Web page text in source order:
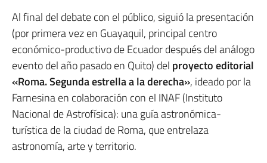
Al final del debate con el público, siguió la presentación
(por primera vez en Guayaquil, principal centro
económico-productivo de Ecuador después del análogo
evento del año pasado en Quito) del proyecto editorial
«Roma. Segunda estrella a la derecha», ideado por la
Farnesina en colaboración con el INAF (Instituto
Nacional de Astrofísica): una guía astronómica-
turística de la ciudad de Roma, que entrelaza
astronomía, arte y territorio.